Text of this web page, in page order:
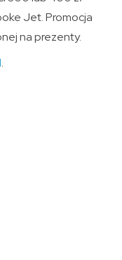
Jet. Promocja
na prezenty.
.